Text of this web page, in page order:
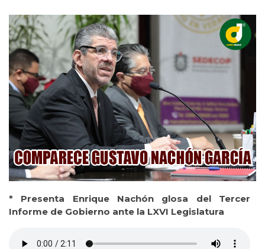
* Presenta Enrique Nachón glosa del Tercer
Informe de Gobierno ante la LXVI Legislatura